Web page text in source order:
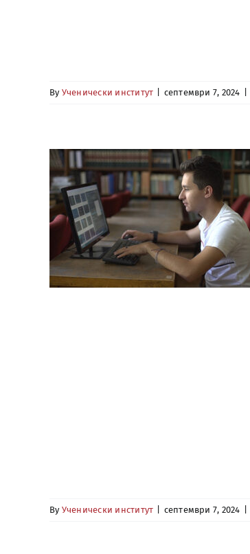
By Ученически институт септември 7, 2024
By Ученически институт септември 7, 2024